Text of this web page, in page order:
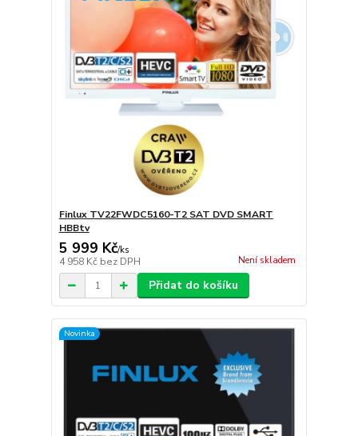
Finlux TV22FWDC5160-T2 SAT DVD SMART
HBBtv
5 999 Kč/ks
4 958 Kč bez DPH Není skladem
Přidat do košíku
Novinka